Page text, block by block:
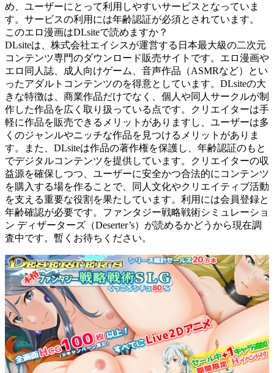
め、ユーザーにとって利用しやすいサービスとなっていま
す。サービスの利用には年齢認証が必須とされています。
このエロ漫画はDLsiteで読めますか？
DLsiteは、株式会社エイシスが運営する日本最大級の二次元
コンテンツ専門のダウンロード販売サイトです。エロ漫画や
エロ同人誌、成人向けゲーム、音声作品（ASMRなど）とい
ったアダルトコンテンツのを得意としています。DLsiteの大
きな特徴は、商業作品だけでなく、個人や同人サークルが制
作した作品を広く取り扱っている点です。クリエイターは手
軽に作品を販売できるメリットがありますし、ユーザーは多
くのジャンルやニッチな作品を見つけるメリットがありま
す。また、DLsiteは作品の著作権を保護し、年齢認証のもと
でデジタルコンテンツを提供しています。クリエイターの収
益源を確保しつつ、ユーザーに安全かつ合法的にコンテンツ
を購入する場を作ることで、同人文化やクリエイティブ活動
を支える重要な役割を果たしています。利用には会員登録と
年齢確認が必要です。ファンタジー戦略戦術シミュレーショ
ン ディザーターズ（Deserter’s）が読めるかどうから現在調
査中です。暫くお待ちください。